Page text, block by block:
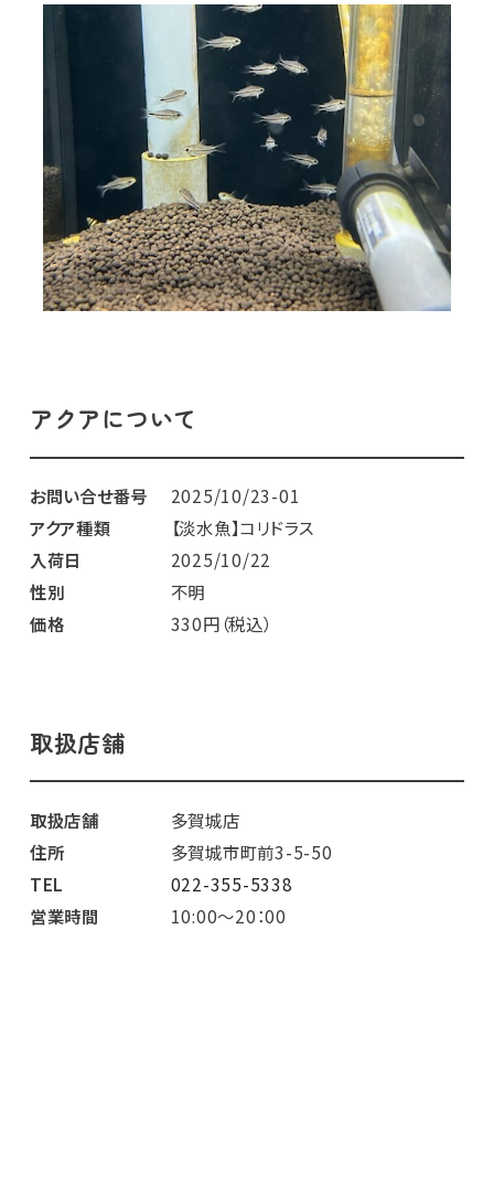
アクアについて
お問い合せ番号
2025/10/23-01
アクア種類
【淡水魚】コリドラス
入荷日
2025/10/22
性別
不明
価格
330円（税込）
取扱店舗
取扱店舗
多賀城店
住所
多賀城市町前3-5-50
TEL
022-355-5338
営業時間
10:00～20：00